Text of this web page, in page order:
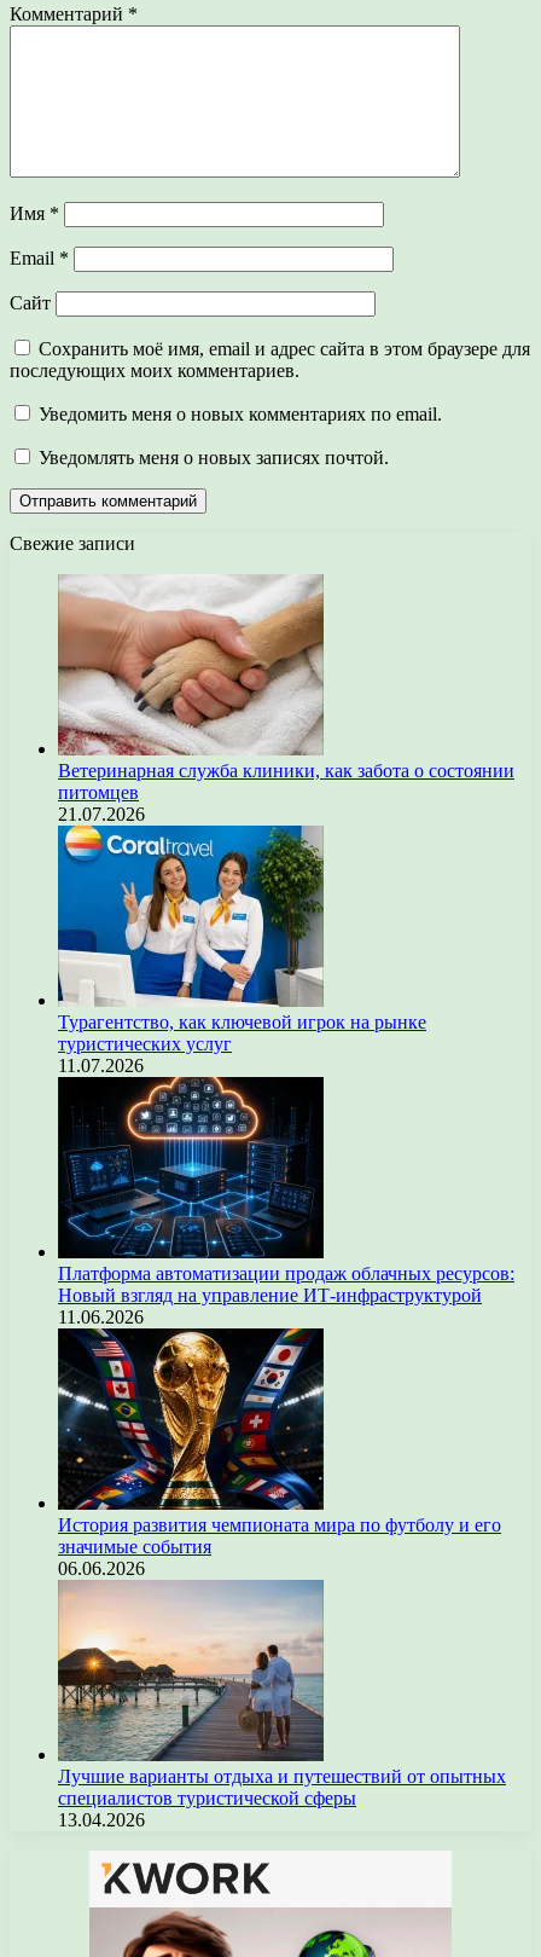
Комментарий *
Имя *
Email *
Сайт
Сохранить моё имя, email и адрес сайта в этом браузере для
последующих моих комментариев.
Уведомить меня о новых комментариях по email.
Уведомлять меня о новых записях почтой.
Свежие записи
Ветеринарная служба клиники, как забота о состоянии
питомцев
21.07.2026
Турагентство, как ключевой игрок на рынке
туристических услуг
11.07.2026
Платформа автоматизации продаж облачных ресурсов:
Новый взгляд на управление ИТ-инфраструктурой
11.06.2026
История развития чемпионата мира по футболу и его
значимые события
06.06.2026
Лучшие варианты отдыха и путешествий от опытных
специалистов туристической сферы
13.04.2026